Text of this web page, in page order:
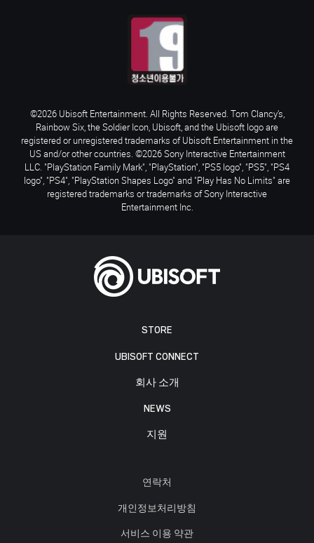
STORE
UBISOFT CONNECT
회사 소개
NEWS
지원
연락처
개인정보처리방침
서비스 이용 약관
©2026 Ubisoft Entertainment. All Rights Reserved. Tom Clancy’s,
Rainbow Six, the Soldier Icon, Ubisoft, and the Ubisoft logo are
registered or unregistered trademarks of Ubisoft Entertainment in the
US and/or other countries. ©2026 Sony Interactive Entertainment
LLC. "PlayStation Family Mark", "PlayStation", "PS5 logo", "PS5", "PS4
logo", "PS4", "PlayStation Shapes Logo" and "Play Has No Limits" are
registered trademarks or trademarks of Sony Interactive
Entertainment Inc.